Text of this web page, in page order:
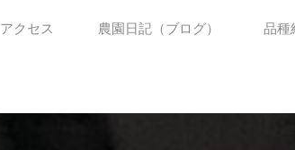
アクセス 農園日記（ブログ） 品種